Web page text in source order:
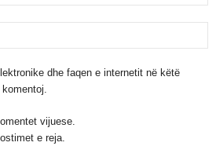
dhe faqen e internetit në këtë
vijuese.
e reja.